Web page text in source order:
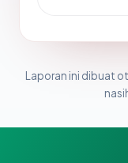
Laporan ini dibuat